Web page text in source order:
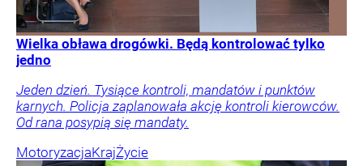
Wielka obława drogówki. Będą kontrolować tylko
jedno
Jeden dzień. Tysiące kontroli, mandatów i punktów
karnych. Policja zaplanowała akcję kontroli kierowców.
Od rana posypią się mandaty.
MotoryzacjaKrajŻycie